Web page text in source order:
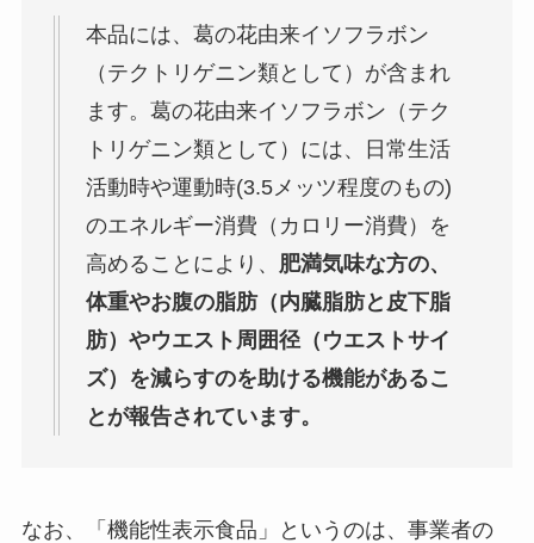
本品には、葛の花由来イソフラボン
（テクトリゲニン類として）が含まれ
ます。葛の花由来イソフラボン（テク
トリゲニン類として）には、日常生活
活動時や運動時(3.5メッツ程度のもの)
のエネルギー消費（カロリー消費）を
高めることにより、 肥満気味な方の、
体重やお腹の脂肪（内臓脂肪と皮下脂
肪）やウエスト周囲径（ウエストサイ
ズ）を減らすのを助ける機能があるこ
とが報告されています。
なお、「機能性表示食品」というのは、事業者の